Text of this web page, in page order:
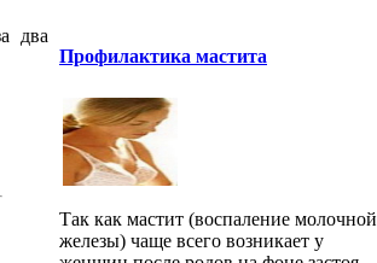
два
Профилактика мастита
Так как мастит (воспаление молочной
железы) чаще всего возникает у